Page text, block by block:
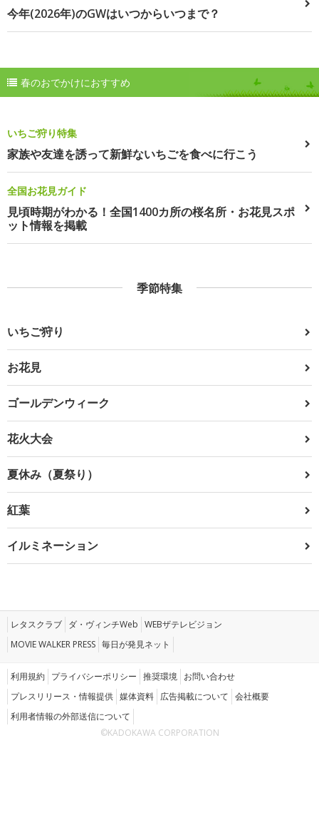
今年(2026年)のGWはいつからいつまで？
春のおでかけにおすすめ
いちご狩り特集
家族や友達を誘って新鮮ないちごを食べに行こう
全国お花見ガイド
見頃時期がわかる！全国1400カ所の桜名所・お花見スポ
ット情報を掲載
季節特集
いちご狩り
お花見
ゴールデンウィーク
花火大会
夏休み（夏祭り）
紅葉
イルミネーション
レタスクラブ ダ・ヴィンチWeb WEBザテレビジョン
MOVIE WALKER PRESS 毎日が発見ネット
利用規約 プライバシーポリシー 推奨環境 お問い合わせ
プレスリリース・情報提供 媒体資料 広告掲載について 会社概要
利用者情報の外部送信について
©KADOKAWA CORPORATION